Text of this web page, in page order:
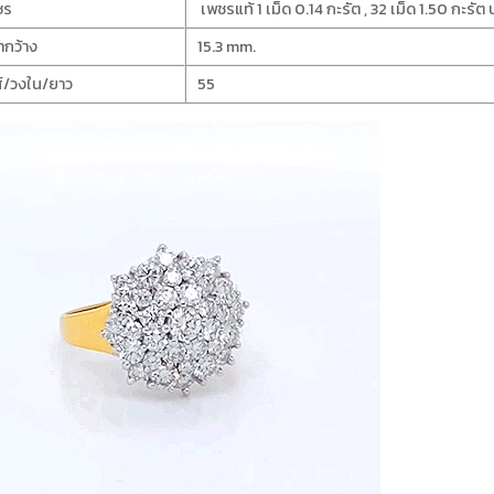
เพชรแท้ 1 เม็ด 0.14 กะรัต , 32 เม็ด 1.50 กะรัต
ว้าง
15.3 mm.
วงใน/ยาว
55